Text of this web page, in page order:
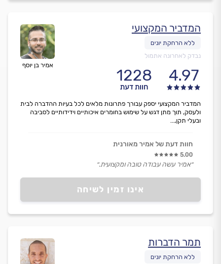
אמיר בן יוסף
המדביר המקצועי
נבדק לאחרונה אתמול
4.97
1228
חוות דעת
אינו זמין לשיחה
המדביר המקצועי יספק עבורך פתרונות מלאים לכל בעיות ההדברה לבית
ולעסק, תוך מתן דגש על שימוש בחומרים איכותיים וידידותיים לסביבה
ובעלי תקן,...
חוות דעת של אמיר מאורנית
5.00
״אמיר עשה עבודה טובה ומקצועית.״
תמר הדברות